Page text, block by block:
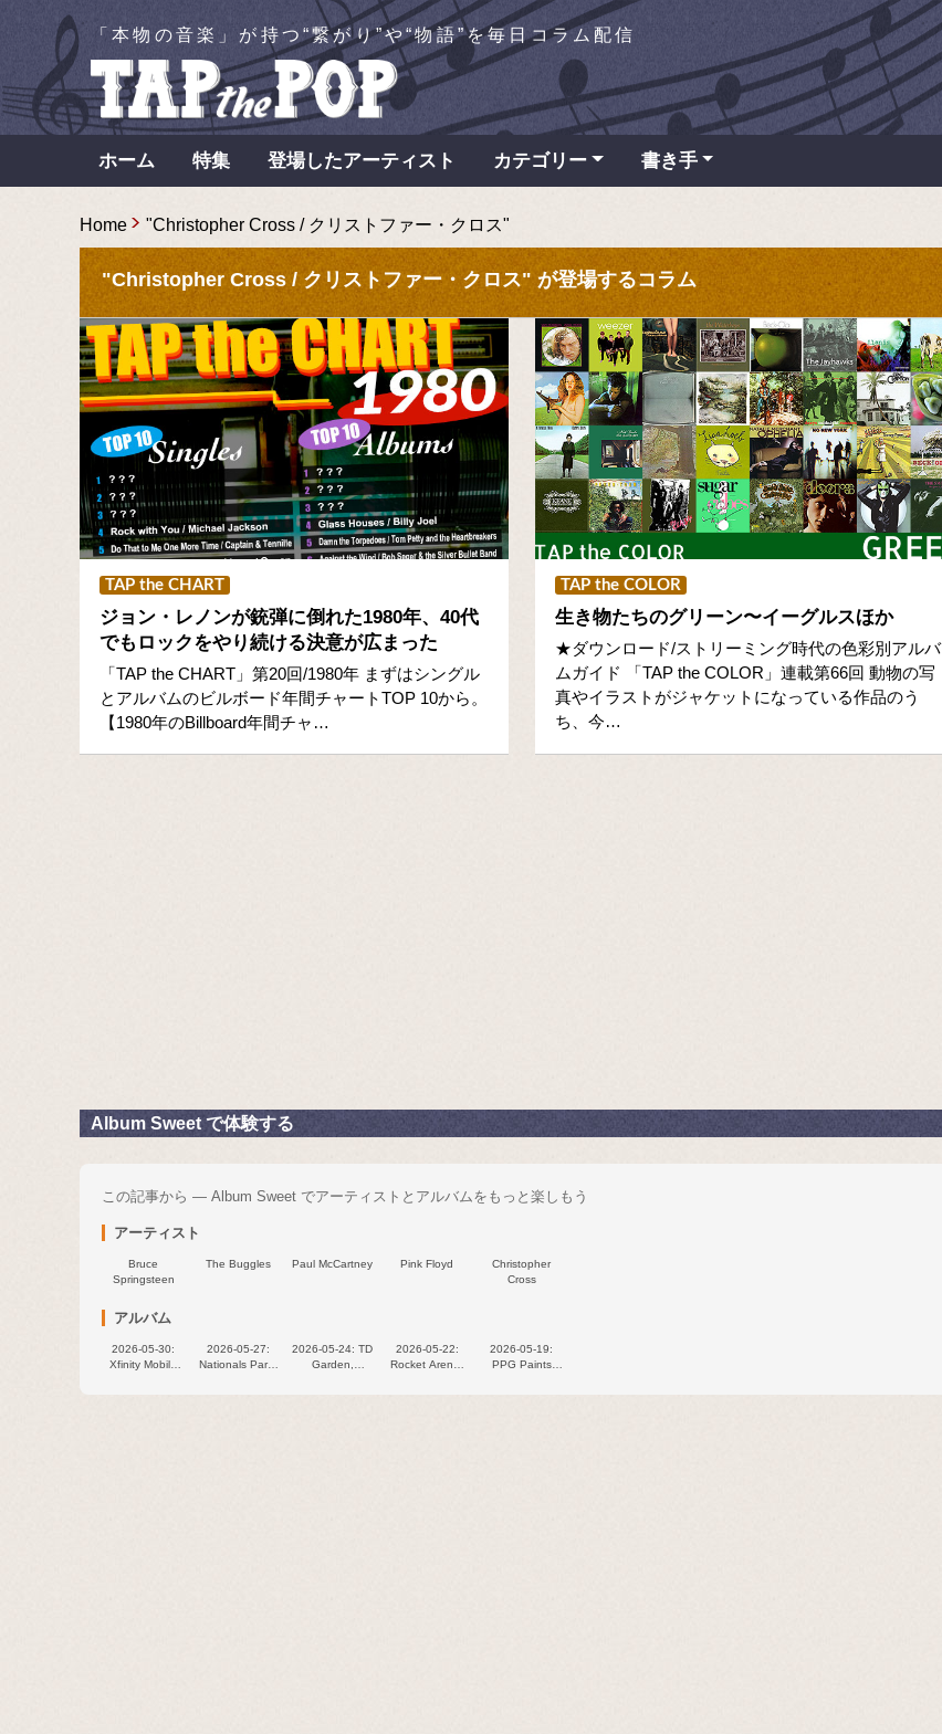
「本物の音楽」が持つ“繋がり”や“物語”を毎日コラム配信
ホーム 特集 登場したアーティスト カテゴリー 書き手
Home "Christopher Cross / クリストファー・クロス"
"Christopher Cross / クリストファー・クロス" が登場するコラム
TAP the CHART
ジョン・レノンが銃弾に倒れた1980年、40代
でもロックをやり続ける決意が広まった
「TAP the CHART」第20回/1980年 まずはシングル
とアルバムのビルボード年間チャートTOP 10から。
【1980年のBillboard年間チャ…
TAP the COLOR
生き物たちのグリーン〜イーグルスほか
★ダウンロード/ストリーミング時代の色彩別アルバ
ムガイド 「TAP the COLOR」連載第66回 動物の写
真やイラストがジャケットになっている作品のう
ち、今…
Album Sweet で体験する
この記事から — Album Sweet でアーティストとアルバムをもっと楽しもう
アーティスト
Bruce
Springsteen
The Buggles Paul McCartney Pink Floyd
Christopher
Cross
アルバム
2026‑05‑30:
Xfinity Mobile
Philadelphia,
2026‐05‐27:
Nationals Park,
DC, USA
2026‑05‑24: TD
Garden,
2026‐05‐22:
Rocket Arena,
2026‐05‐19:
PPG Paints